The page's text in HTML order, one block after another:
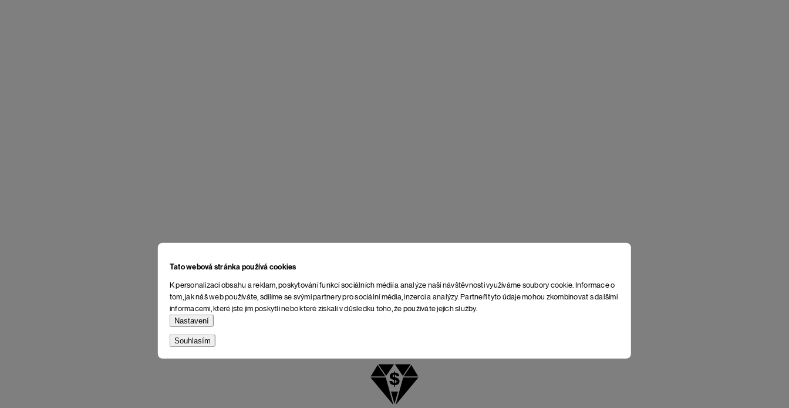
Tato webová stránka používá cookies
K personalizaci obsahu a reklam, poskytování funkcí sociálních médií a analýze naší návštěvnosti využíváme soubory cookie. Informace o
tom, jak náš web používáte, sdílíme se svými partnery pro sociální média, inzerci a analýzy. Partneři tyto údaje mohou zkombinovat s dalšími
informacemi, které jste jim poskytli nebo které získali v důsledku toho, že používáte jejich služby.
Nastavení
Souhlasím